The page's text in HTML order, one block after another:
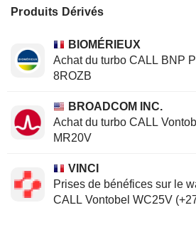
Produits Dérivés
BIOMÉRIEUX
Achat du turbo CALL BNP
8ROZB
BROADCOM INC.
Achat du turbo CALL
MR20V
VINCI
Prises de bénéfices sur le
CALL Vontobel WC25V